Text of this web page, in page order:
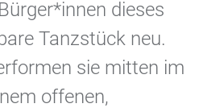
dieses
Tanzstück neu.
sie mitten im
offenen,